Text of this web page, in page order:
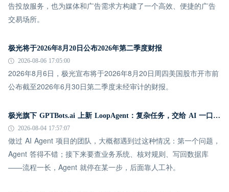
告投放服务，也为媒体和广告需求方构建了一个高效、便捷的广告
交易场所。
极光将于2026年8月20日公布2026年第二季度财报
2026-08-06 17:05:00
2026年8月6日，极光宣布将于2026年8月20日周四美国股市开市前
公布截至2026年6月30日第二季度未经审计的财报。
极光旗下 GPTBots.ai 上新 LoopAgent：复杂任务，交给 AI 一口气跑完
2026-08-04 17:57:07
做过 AI Agent 项目的团队，大概都遇到过这种情况：第一个问题，
Agent 答得不错；接下来要查业务系统、核对规则、写回数据库
——流程一长，Agent 就停在某一步，后面靠人工补。